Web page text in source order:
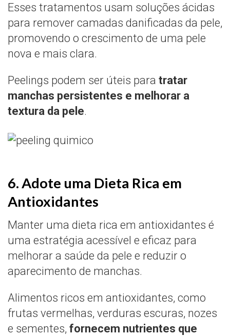
Esses tratamentos usam soluções ácidas
para remover camadas danificadas da pele,
promovendo o crescimento de uma pele
nova e mais clara.
Peelings podem ser úteis para tratar
manchas persistentes e melhorar a
textura da pele.
6. Adote uma Dieta Rica em
Antioxidantes
Manter uma dieta rica em antioxidantes é
uma estratégia acessível e eficaz para
melhorar a saúde da pele e reduzir o
aparecimento de manchas.
Alimentos ricos em antioxidantes, como
frutas vermelhas, verduras escuras, nozes
e sementes, fornecem nutrientes que